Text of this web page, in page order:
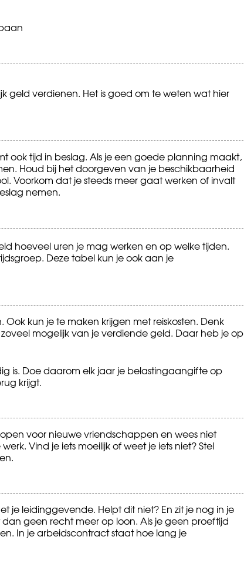
verdienen. Het is goed om te weten wat hier
ook tijd in beslag. Als je een goede planning maakt,
Houd bij het doorgeven van je beschikbaarheid
Voorkom dat je steeds meer gaat werken of invalt
nemen.
hoeveel uren je mag werken en op welke tijden.
Deze tabel kun je ook aan je
kun je te maken krijgen met reiskosten. Denk
mogelijk van je verdiende geld. Daar heb je op
is. Doe daarom elk jaar je belastingaangifte op
krijgt.
voor nieuwe vriendschappen en wees niet
Vind je iets moeilijk of weet je iets niet? Stel
je leidinggevende. Helpt dit niet? En zit je nog in je
geen recht meer op loon. Als je geen proeftijd
In je arbeidscontract staat hoe lang je